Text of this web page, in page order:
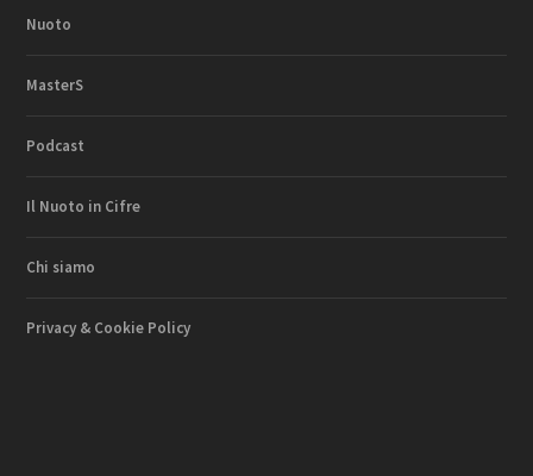
Nuoto
MasterS
Podcast
Il Nuoto in Cifre
Chi siamo
Privacy & Cookie Policy